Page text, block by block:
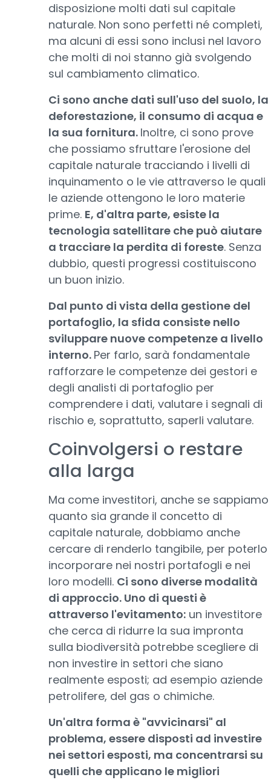
disposizione molti dati sul capitale
naturale. Non sono perfetti né completi,
ma alcuni di essi sono inclusi nel lavoro
che molti di noi stanno già svolgendo
sul cambiamento climatico.
Ci sono anche dati sull'uso del suolo, la
deforestazione, il consumo di acqua e
la sua fornitura. Inoltre, ci sono prove
che possiamo sfruttare l'erosione del
capitale naturale tracciando i livelli di
inquinamento o le vie attraverso le quali
le aziende ottengono le loro materie
prime. E, d'altra parte, esiste la
tecnologia satellitare che può aiutare
a tracciare la perdita di foreste. Senza
dubbio, questi progressi costituiscono
un buon inizio.
Dal punto di vista della gestione del
portafoglio, la sfida consiste nello
sviluppare nuove competenze a livello
interno. Per farlo, sarà fondamentale
rafforzare le competenze dei gestori e
degli analisti di portafoglio per
comprendere i dati, valutare i segnali di
rischio e, soprattutto, saperli valutare.
Coinvolgersi o restare
alla larga
Ma come investitori, anche se sappiamo
quanto sia grande il concetto di
capitale naturale, dobbiamo anche
cercare di renderlo tangibile, per poterlo
incorporare nei nostri portafogli e nei
loro modelli. Ci sono diverse modalità
di approccio. Uno di questi è
attraverso l'evitamento: un investitore
che cerca di ridurre la sua impronta
sulla biodiversità potrebbe scegliere di
non investire in settori che siano
realmente esposti; ad esempio aziende
petrolifere, del gas o chimiche.
Un'altra forma è "avvicinarsi" al
problema, essere disposti ad investire
nei settori esposti, ma concentrarsi su
quelli che applicano le migliori